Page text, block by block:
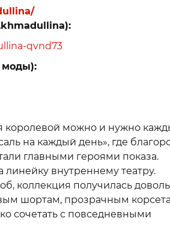
qvnd73
моды):
королевой можно и нужно
на каждый день», где
главными героями показа.
внутреннему театру.
коллекция получилась
шортам, прозрачным
сочетать с повседневными